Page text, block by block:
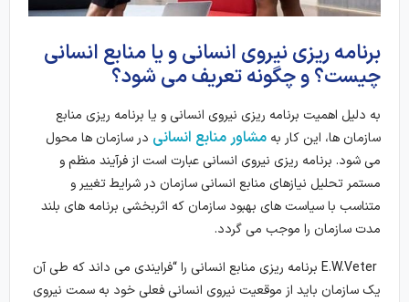
برنامه ریزی نیروی انسانی و یا منابع انسانی
چیست؟ و چگونه تعریف می شود؟
به دلیل اهمیت برنامه ریزی نیروی انسانی و یا برنامه ریزی منابع
سازمان ها، این کار به مشاور منابع انسانی در سازمان ها محول
می شود. برنامه ریزی نیروی انسانی عبارت است از فرآیند منظم و
مستمر تحلیل نیازهای منابع انسانی سازمان در شرایط تغییر و
متناسب با سیاست های بهبود سازمان که اثربخشی برنامه های بلند
مدت سازمان را موجب می گردد.
E.W.Veter برنامه ریزی منابع انسانی را “فرایندی می داند که طی آن
یک سازمان باید از موقعیت نیروی انسانی فعلی خود به سمت نیروی